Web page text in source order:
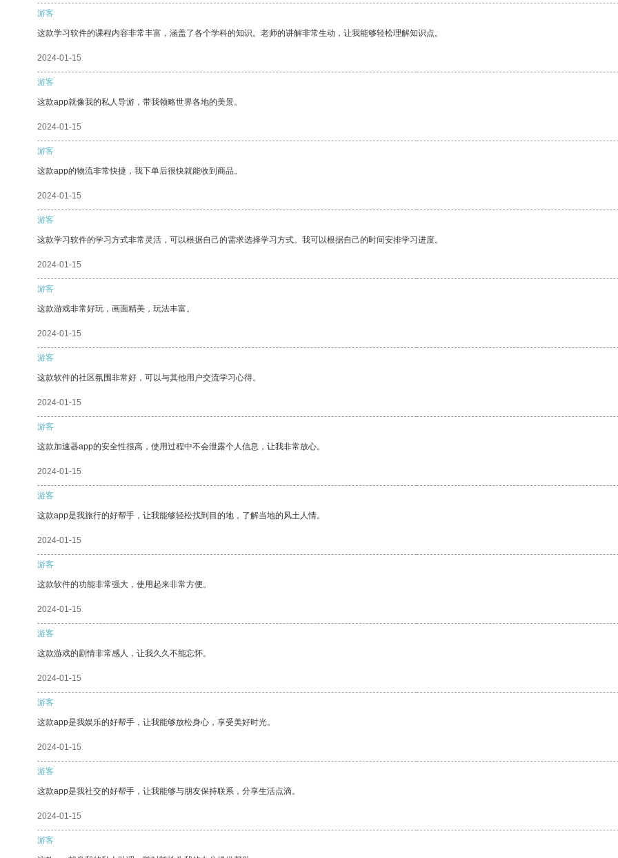
游客
这款学习软件的课程内容非常丰富，涵盖了各个学科的知识。老师的讲解非常生动，让我能够轻松理解知识点。
2024-01-15
游客
这款app就像我的私人导游，带我领略世界各地的美景。
2024-01-15
游客
这款app的物流非常快捷，我下单后很快就能收到商品。
2024-01-15
游客
这款学习软件的学习方式非常灵活，可以根据自己的需求选择学习方式。我可以根据自己的时间安排学习进度。
2024-01-15
游客
这款游戏非常好玩，画面精美，玩法丰富。
2024-01-15
游客
这款软件的社区氛围非常好，可以与其他用户交流学习心得。
2024-01-15
游客
这款加速器app的安全性很高，使用过程中不会泄露个人信息，让我非常放心。
2024-01-15
游客
这款app是我旅行的好帮手，让我能够轻松找到目的地，了解当地的风土人情。
2024-01-15
游客
这款软件的功能非常强大，使用起来非常方便。
2024-01-15
游客
这款游戏的剧情非常感人，让我久久不能忘怀。
2024-01-15
游客
这款app是我娱乐的好帮手，让我能够放松身心，享受美好时光。
2024-01-15
游客
这款app是我社交的好帮手，让我能够与朋友保持联系，分享生活点滴。
2024-01-15
游客